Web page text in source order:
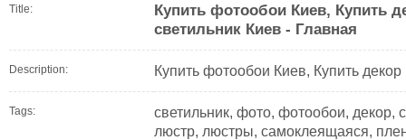
Title:
Купить фотообои Киев, Купить
светильник Киев - Главная
Description: Купить фотообои Киев, Купить
Tags:
светильник, фото, фотообои, декор,
люстр, люстры, самоклеящаяся,